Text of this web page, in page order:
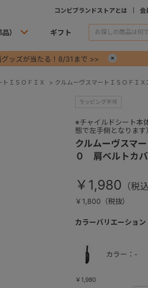
コンビブランドストアとは 会
） ギフト
ッズが当たる！8/31まで >>
ＩＳＯＦＩＸ > クルムーヴスマートＩＳＯＦＩ
※チャイルドシート本
態で左手側となります
クルムーヴスマ
０ 肩ベルトカバ
￥1,980
￥1,800（税抜）
カラーバリエーション
カラー：-
￥1,980